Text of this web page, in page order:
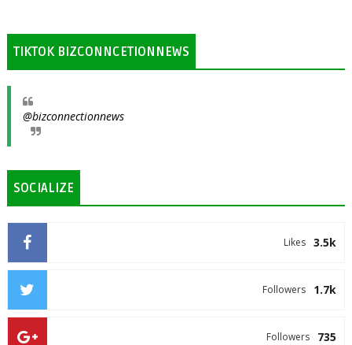
TIKTOK BIZCONNCETIONNEWS
@bizconnectionnews
SOCIALIZE
3.5k
Likes
1.7k
Followers
735
Followers